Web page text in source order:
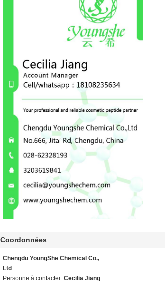
Coordonnées
Chengdu YoungShe Chemical Co.,
Ltd
Personne à contacter: Cecilia Jiang